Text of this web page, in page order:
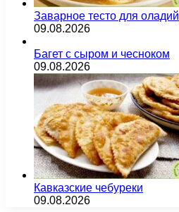
Заварное тесто для оладий
09.08.2026
Багет с сыром и чесноком
09.08.2026
Кавказские чебуреки
09.08.2026